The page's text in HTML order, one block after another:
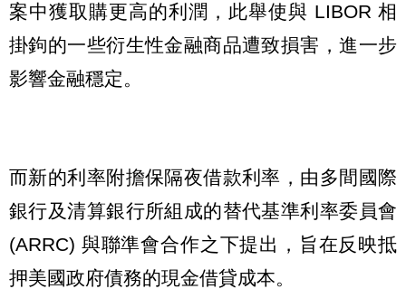
案中獲取購更高的利潤，此舉使與 LIBOR 相
掛鉤的一些衍生性金融商品遭致損害，進一步
影響金融穩定。
而新的利率附擔保隔夜借款利率，由多間國際
銀行及清算銀行所組成的替代基準利率委員會
(ARRC) 與聯準會合作之下提出，旨在反映抵
押美國政府債務的現金借貸成本。